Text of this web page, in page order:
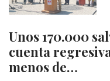
Unos 170.000
cuenta
menos de…